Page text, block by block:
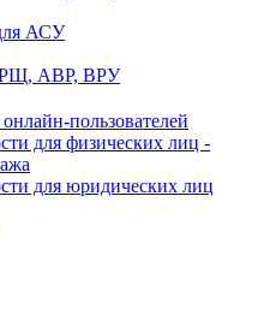
АСУ
АВР, ВРУ
пользователей
для физических лиц -
для юридических лиц